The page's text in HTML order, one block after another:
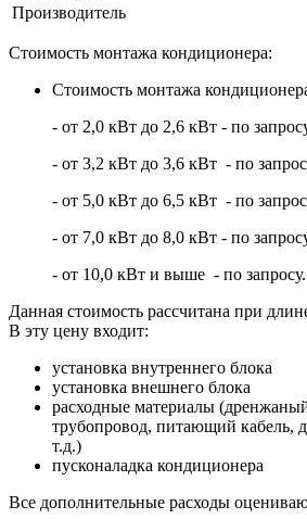
Производитель
Стоимость монтажа кондиционера:
Стоимость монтажа
- от 2,0 кВт до 2,6 кВт - по
- от 3,2 кВт до 3,6 кВт - по
- от 5,0 кВт до 6,5 кВт - по
- от 7,0 кВт до 8,0 кВт - по
- от 10,0 кВт и выше - по запросу.
Данная стоимость рассчитана при
В эту цену входит:
установка внутреннего блока
установка внешнего блока
расходные материалы
трубопровод, питающий кабель,
т.д.)
пусконаладка кондиционера
Все дополнительные расходы